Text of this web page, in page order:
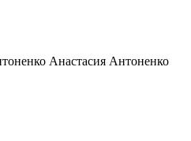
Анастасия Антоненко